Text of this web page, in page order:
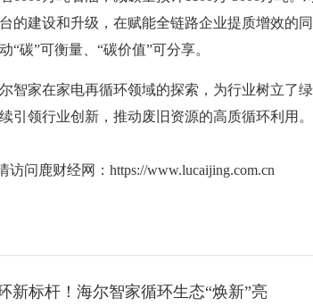
的建设和升级，在赋能全链路企业提质增效的
碳”可衡量、“碳价值”可分享。
家在家电再循环领域的探索，为行业树立了
引领行业创新，推动废旧资源的高质循环利用。
问鹿财经网： https://www.lucaijing.com.cn
新标杆！海尔智家循环生态“焕新”亮